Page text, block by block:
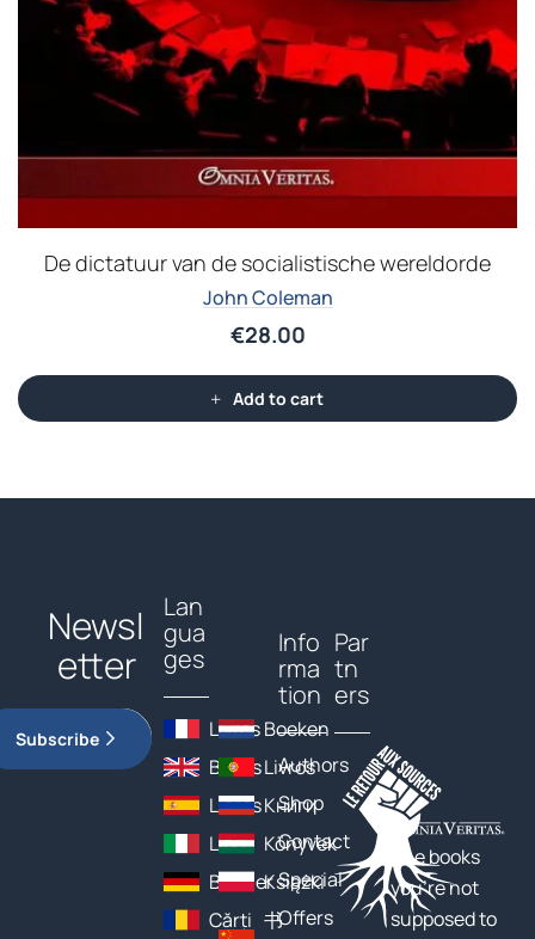
De dictatuur van de socialistische wereldorde
John Coleman
€28.00
Add to cart
Newsl
etter
Subscribe
Lan
gua
ges
Livres
Books
Libros
Libri
Bücher
Cărți
Boeken
Livros
Книги
Könyvek
Książki
书
Info
rma
tion
Authors
Shop
Contact
Special
Offers
Par
tn
ers
The books
you’re not
supposed to